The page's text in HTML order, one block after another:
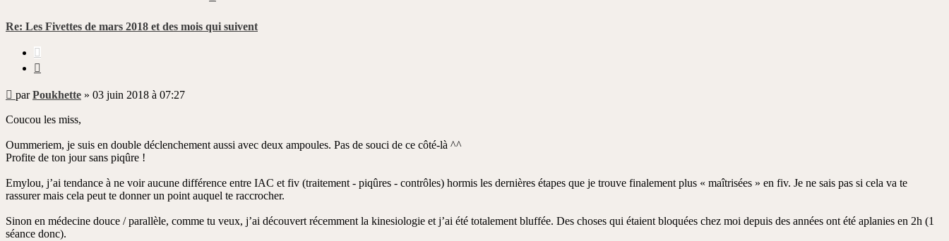
Re: Les Fivettes de mars 2018 et des mois qui suivent
Message
non
lu
parPoukhette » 03 juin 2018 à 07:27
Coucou les miss,
Oummeriem, je suis en double déclenchement aussi avec deux ampoules. Pas de souci de ce côté-là ^^
Profite de ton jour sans piqûre !
Emylou, j’ai tendance à ne voir aucune différence entre IAC et fiv (traitement - piqûres - contrôles) hormis les dernières étapes que je trouve finalement plus « maîtrisées » en fiv. Je ne sais pas si cela va te
rassurer mais cela peut te donner un point auquel te raccrocher.
Sinon en médecine douce / parallèle, comme tu veux, j’ai découvert récemment la kinesiologie et j’ai été totalement bluffée. Des choses qui étaient bloquées chez moi depuis des années ont été aplanies en 2h (1
séance donc).